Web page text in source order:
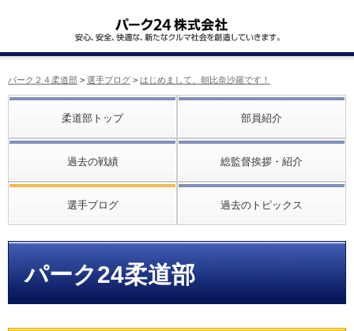
パーク２４柔道部 > 選手ブログ > はじめまして、朝比奈沙羅です！
柔道部トップ 部員紹介
過去の戦績 総監督挨拶・紹介
選手ブログ 過去のトピックス
パーク24柔道部